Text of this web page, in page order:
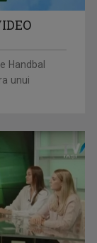
Handbal
unui